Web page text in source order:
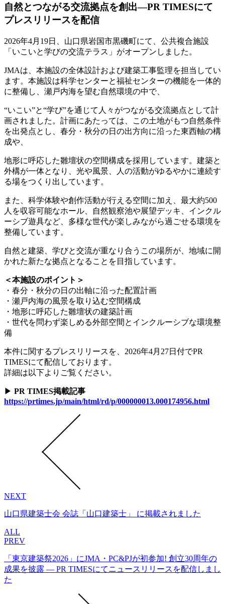
自然とつながる交流拠点を創出―PR TIMESにて
プレスリリースを配信
2026年4月19日、山口県岩国市黒磯町にて、公共複合施設
「いこいと学びの交流テラス」がオープンしました。
JMAは、本施設の全体設計および建築工事監理を担当してい
ます。本施設は科学センターと福祉センターの機能を一体的
に整備し、瀬戸内海を望む自然環境の中で、
“いこい”と“学び”を通じて人々がつながる交流拠点として計
画されました。計画にあたっては、この土地がもつ自然条件
を出発点とし、春分・秋分の日の出方向に沿った東西軸の構
成や、
地形に呼応した雛壇状の空間構成を採用しています。建築と
外構が一体となり、光や風景、人の活動がゆるやかに連続す
る場をつくり出しています。
また、科学体験や創作活動が行える空間に加え、最大約500
人を収容可能なホール、自然観察池や展望デッキ、インクル
ーシブ遊具など、多様な世代が楽しみながら過ごせる環境を
整備しています。
自然と建築、学びと交流が重なり合うこの場所が、地域に開
かれた新たな拠点となることを目指しています。
＜本施設のポイント＞
・春分・秋分の日の出軸に沿った配置計画
・瀬戸内海の風景を取り込む空間構成
・地形に呼応した雛壇状の建築計画
・世代を問わず楽しめる外部空間とインクルーシブな環境整
備
本件に関するプレスリリースを、2026年4月27日付でPR
TIMESにて配信しております。
詳細は以下よりご覧ください。
▶ PR TIMES掲載記事
https://prtimes.jp/main/html/rd/p/000000013.000174956.html
NEXT
山口県建築士会 会誌「山口建築士」 に掲載されました
ALL
PREV
「東京建築祭2026」にJMA・PC&PJが初参加! 創立30周年の
成果を披露 ― PR TIMESにてニュースリリースを配信しまし
た